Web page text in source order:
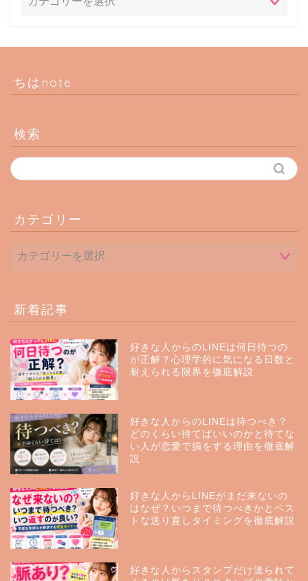
ちはnote
検索
カテゴリー
新着記事
好きな人からのLINEは何日待つの
が正解？心理学的に気になる日数と
耐えられる限界を徹底解説
好きな人からのLINEは待つべき？
どのくらい待てばいいのかと待てな
い人が恋愛で損をする理由を徹底解
説
好きな人からLINEがまだ来ないの
はなぜ？いつまで待つべきかとベス
トな送り直しタイミングを徹底解説
好きな人からスタンプだけ送られて